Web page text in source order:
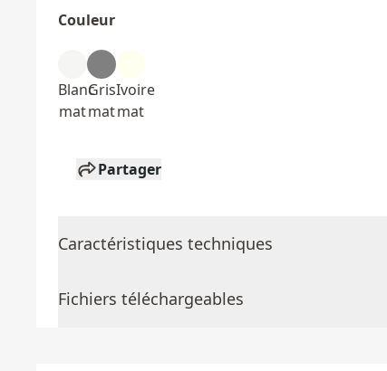
Couleur
Blanc
mat
Gris
mat
Ivoire
mat
Partager
Caractéristiques techniques
Fichiers téléchargeables